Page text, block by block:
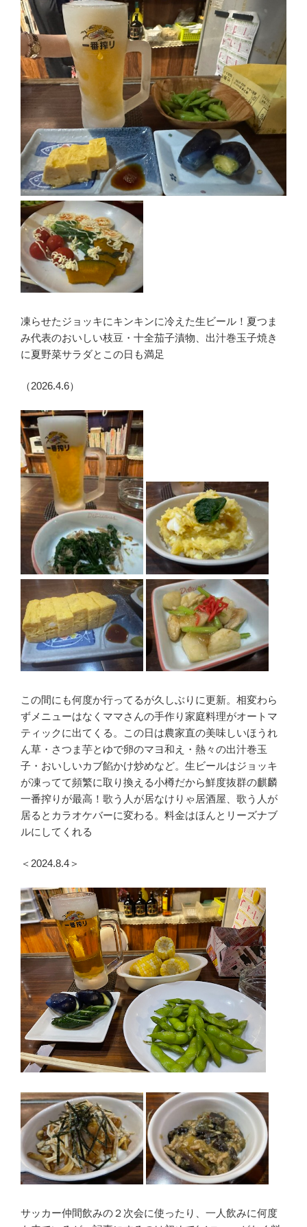
凍らせたジョッキにキンキンに冷えた生ビール！夏つま
み代表のおいしい枝豆・十全茄子漬物、出汁巻玉子焼き
に夏野菜サラダとこの日も満足
（2026.4.6）
この間にも何度か行ってるが久しぶりに更新。相変わら
ずメニューはなくママさんの手作り家庭料理がオートマ
ティックに出てくる。この日は農家直の美味しいほうれ
ん草・さつま芋とゆで卵のマヨ和え・熱々の出汁巻玉
子・おいしいカブ餡かけ炒めなど。生ビールはジョッキ
が凍ってて頻繁に取り換える小樽だから鮮度抜群の麒麟
一番搾りが最高！歌う人が居なけりゃ居酒屋、歌う人が
居るとカラオケバーに変わる。料金はほんとリーズナブ
ルにしてくれる
＜2024.8.4＞
サッカー仲間飲みの２次会に使ったり、一人飲みに何度